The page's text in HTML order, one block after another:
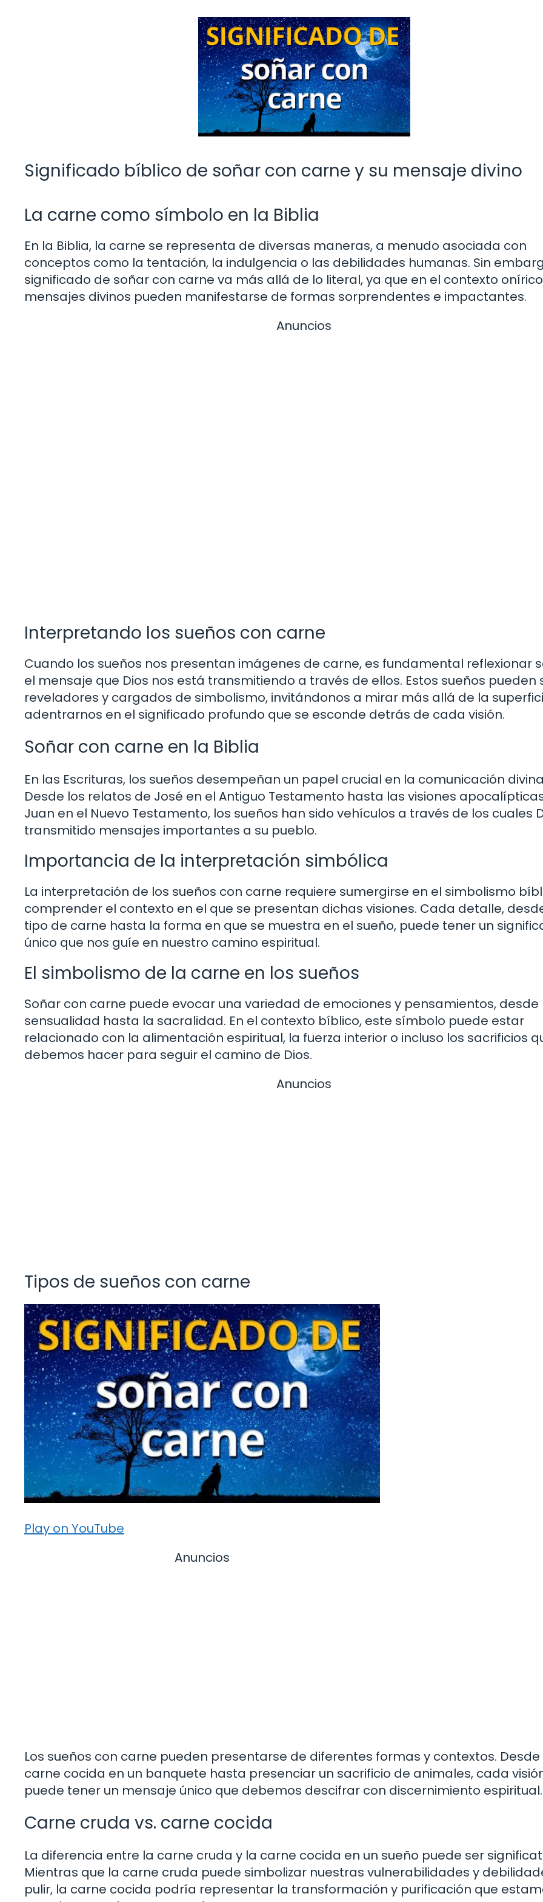
Significado bíblico de soñar con carne y su mensaje divino
La carne como símbolo en la Biblia
En la Biblia, la carne se representa de diversas maneras, a menudo asociada con
conceptos como la tentación, la indulgencia o las debilidades humanas. Sin
significado de soñar con carne va más allá de lo literal, ya que en el contexto
mensajes divinos pueden manifestarse de formas sorprendentes e impactantes.
Anuncios
Interpretando los sueños con carne
Cuando los sueños nos presentan imágenes de carne, es fundamental reflexionar
el mensaje que Dios nos está transmitiendo a través de ellos. Estos sueños pueden
reveladores y cargados de simbolismo, invitándonos a mirar más allá de la
adentrarnos en el significado profundo que se esconde detrás de cada visión.
Soñar con carne en la Biblia
En las Escrituras, los sueños desempeñan un papel crucial en la comunicación
Desde los relatos de José en el Antiguo Testamento hasta las visiones
Juan en el Nuevo Testamento, los sueños han sido vehículos a través de los cuales
transmitido mensajes importantes a su pueblo.
Importancia de la interpretación simbólica
La interpretación de los sueños con carne requiere sumergirse en el simbolismo
comprender el contexto en el que se presentan dichas visiones. Cada detalle,
tipo de carne hasta la forma en que se muestra en el sueño, puede tener un
único que nos guíe en nuestro camino espiritual.
El simbolismo de la carne en los sueños
Soñar con carne puede evocar una variedad de emociones y pensamientos, desde
sensualidad hasta la sacralidad. En el contexto bíblico, este símbolo puede estar
relacionado con la alimentación espiritual, la fuerza interior o incluso los sacrificios
debemos hacer para seguir el camino de Dios.
Anuncios
Tipos de sueños con carne
Play on YouTube
Anuncios
Los sueños con carne pueden presentarse de diferentes formas y contextos. Desde
carne cocida en un banquete hasta presenciar un sacrificio de animales, cada
puede tener un mensaje único que debemos descifrar con discernimiento espiritual.
Carne cruda vs. carne cocida
La diferencia entre la carne cruda y la carne cocida en un sueño puede ser
Mientras que la carne cruda puede simbolizar nuestras vulnerabilidades y
pulir, la carne cocida podría representar la transformación y purificación que